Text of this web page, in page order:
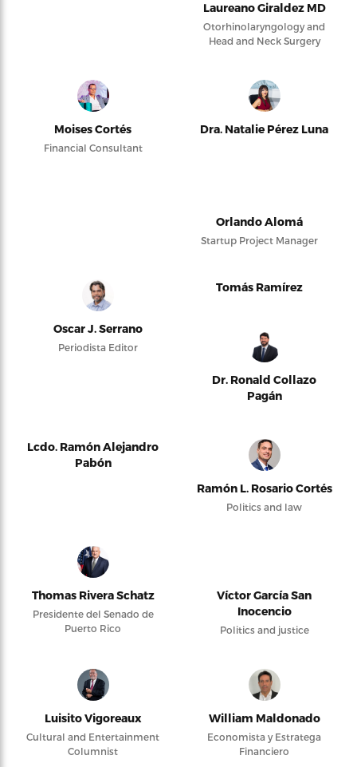
Laureano Giraldez MD
Otorhinolaryngology and
Head and Neck Surgery
Moises Cortés
Financial Consultant
Dra. Natalie Pérez Luna
Orlando Alomá
Startup Project Manager
Oscar J. Serrano
Periodista Editor
Tomás Ramírez
Dr. Ronald Collazo
Pagán
Lcdo. Ramón Alejandro
Pabón
Ramón L. Rosario Cortés
Politics and law
Thomas Rivera Schatz
Presidente del Senado de
Puerto Rico
Víctor García San
Inocencio
Politics and justice
Luisito Vigoreaux
Cultural and Entertainment
Columnist
William Maldonado
Economista y Estratega
Financiero